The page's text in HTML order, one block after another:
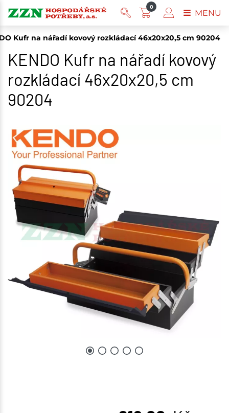
Kufr na nářadí kovový rozkládací 46x20x20,5 cm 90204
KENDO Kufr na nářadí kovový
rozkládací 46x20x20,5 cm
90204
0
MENU